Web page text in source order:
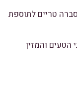
טריים לתוספת
הטעים והמזין